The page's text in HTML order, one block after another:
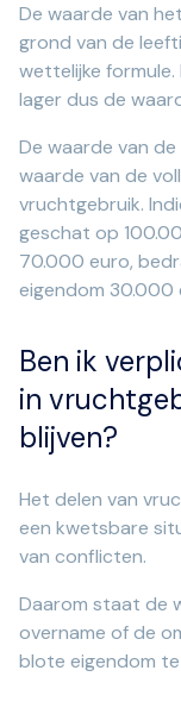
De waarde van
grond van de
wettelijke
lager dus de
De waarde van
waarde van de
vruchtgebruik.
geschat op
70.000 euro,
eigendom 30.000
Ben ik
in
blijven?
Het delen van
een kwetsbare
van conflicten.
Daarom staat de
overname of de
blote eigendom